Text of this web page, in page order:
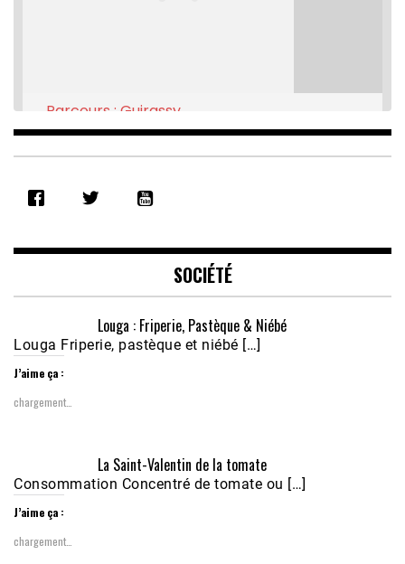
RSS FEED
EMBED
Parcours : Guirassy
Feb 16, 2021 • 28:08
Nobana (Podologue)
Feb 24, 2021 • 28mn
SOCIÉTÉ
Louga : Friperie, Pastèque & Niébé
Louga Friperie, pastèque et niébé […]
J’aime ça :
chargement…
La Saint-Valentin de la tomate
Consommation Concentré de tomate ou […]
J’aime ça :
chargement…